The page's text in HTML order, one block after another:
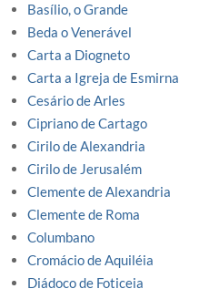
Basílio, o Grande
Beda o Venerável
Carta a Diogneto
Carta a Igreja de Esmirna
Cesário de Arles
Cipriano de Cartago
Cirilo de Alexandria
Cirilo de Jerusalém
Clemente de Alexandria
Clemente de Roma
Columbano
Cromácio de Aquiléia
Diádoco de Foticeia